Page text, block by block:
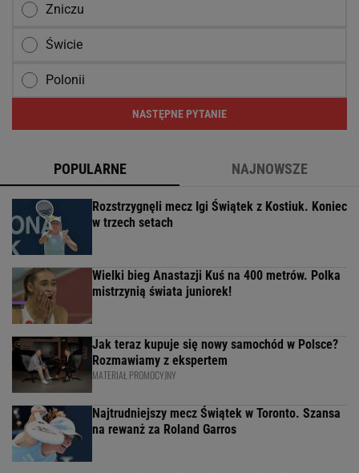
Zniczu
Świcie
Polonii
NASTĘPNE PYTANIE
POPULARNE NAJNOWSZE
Rozstrzygnęli mecz Igi Świątek z Kostiuk. Koniec
w trzech setach
Wielki bieg Anastazji Kuś na 400 metrów. Polka
mistrzynią świata juniorek!
Jak teraz kupuje się nowy samochód w Polsce?
Rozmawiamy z ekspertem
MATERIAŁ PROMOCYJNY
Najtrudniejszy mecz Świątek w Toronto. Szansa
na rewanż za Roland Garros